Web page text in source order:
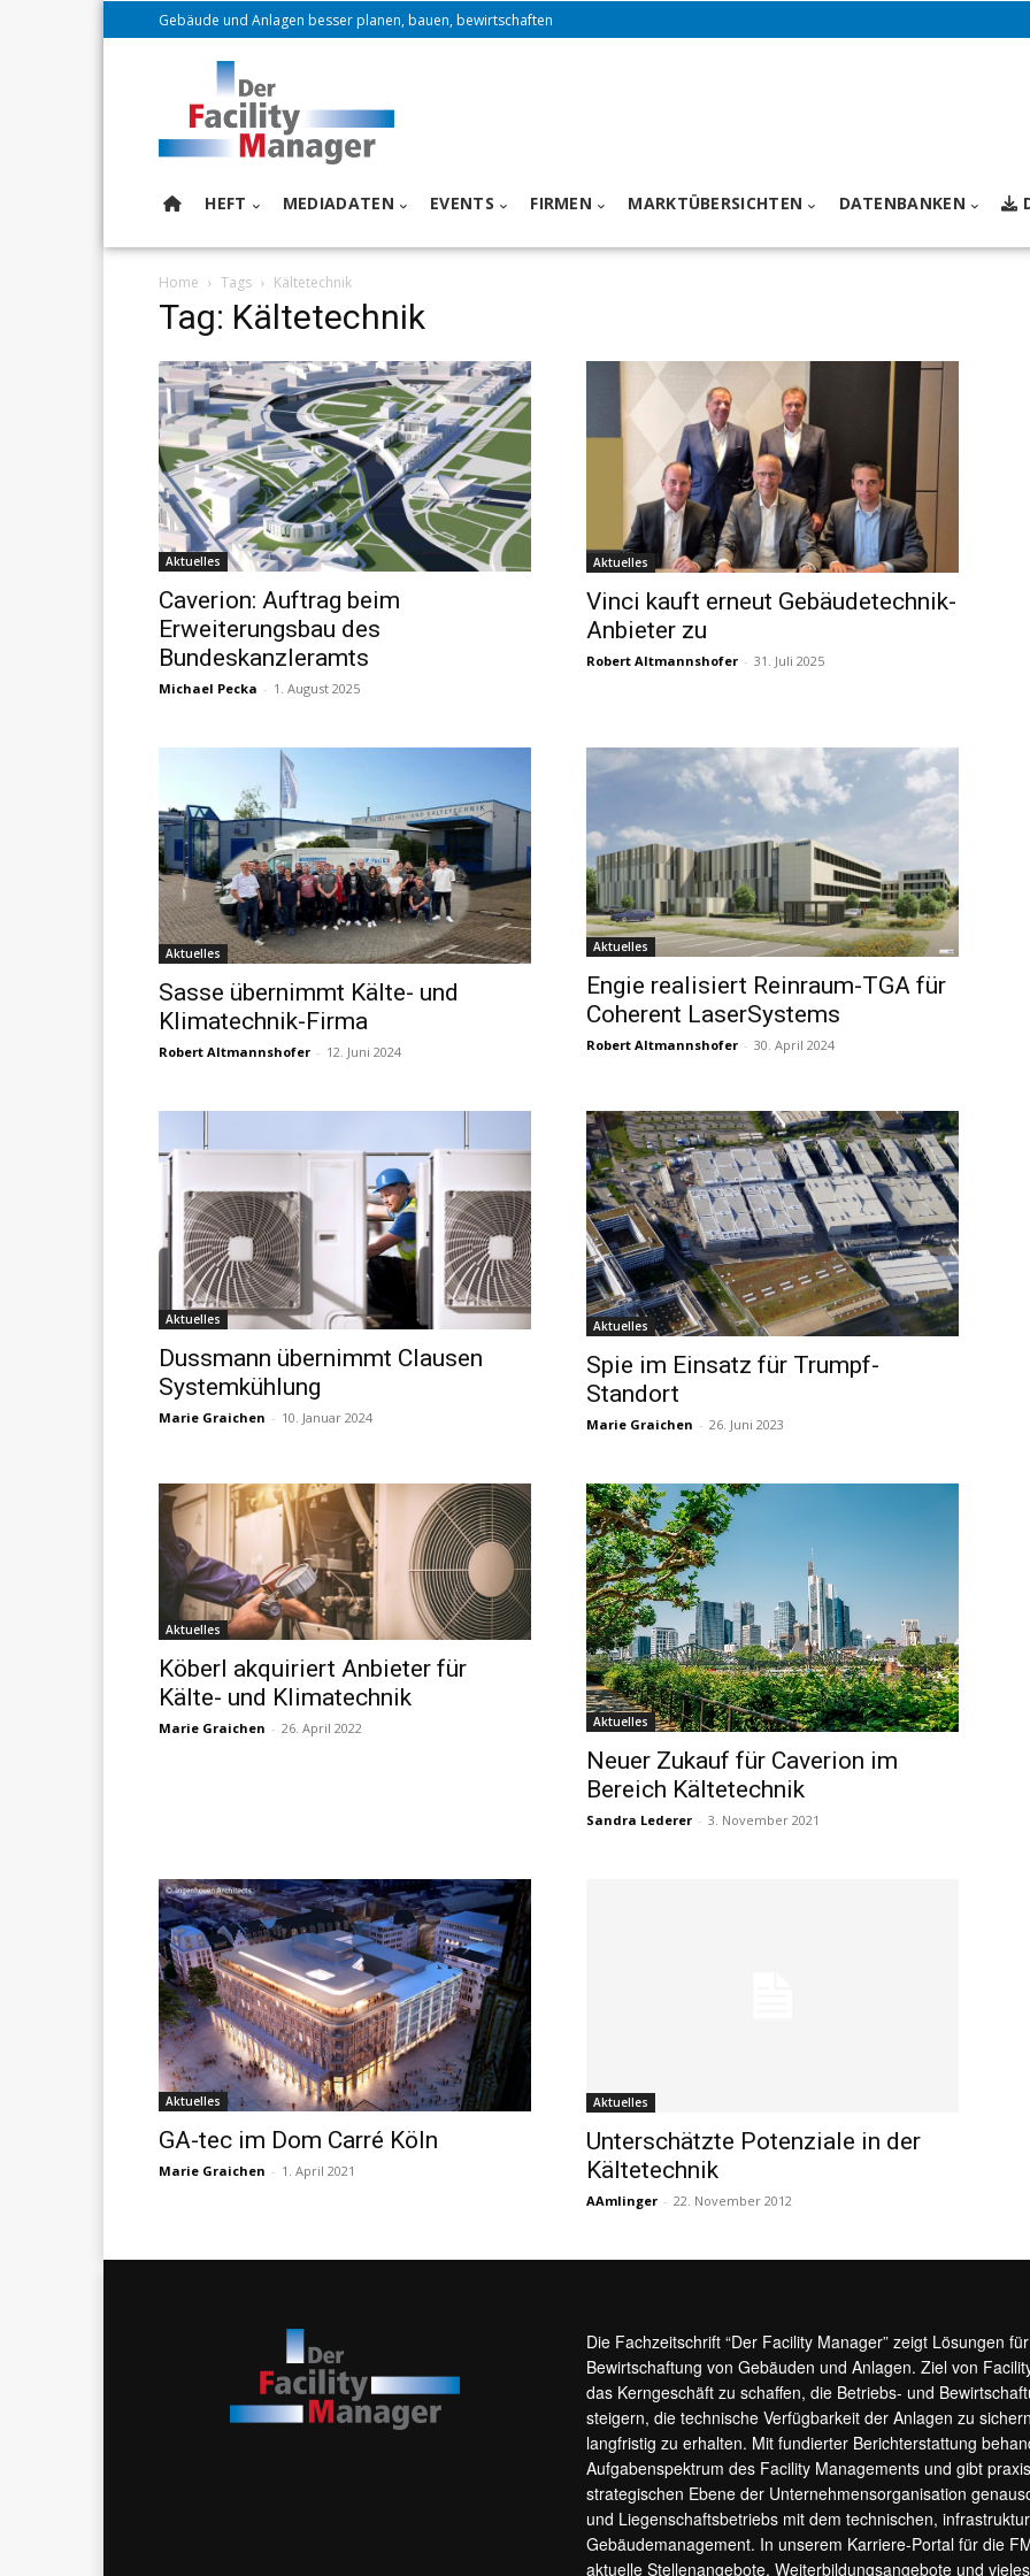
Gebäude und Anlagen besser planen, bauen, bewirtschaften
HEFT MEDIADATEN EVENTS FIRMEN MARKTÜBERSICHTEN DATENBANKEN
Home Tags Kältetechnik
Tag: Kältetechnik
Aktuelles
Caverion: Auftrag beim
Erweiterungsbau des
Bundeskanzleramts
Michael Pecka - 1. August 2025
Aktuelles
Vinci kauft erneut Gebäudetechnik-
Anbieter zu
Robert Altmannshofer - 31. Juli 2025
Aktuelles
Sasse übernimmt Kälte- und
Klimatechnik-Firma
Robert Altmannshofer - 12. Juni 2024
Aktuelles
Engie realisiert Reinraum-TGA für
Coherent LaserSystems
Robert Altmannshofer - 30. April 2024
Aktuelles
Dussmann übernimmt Clausen
Systemkühlung
Marie Graichen - 10. Januar 2024
Aktuelles
Spie im Einsatz für Trumpf-
Standort
Marie Graichen - 26. Juni 2023
Aktuelles
Köberl akquiriert Anbieter für
Kälte- und Klimatechnik
Marie Graichen - 26. April 2022 Aktuelles
Neuer Zukauf für Caverion im
Bereich Kältetechnik
Sandra Lederer - 3. November 2021
Aktuelles
GA-tec im Dom Carré Köln
Marie Graichen - 1. April 2021
Aktuelles
Unterschätzte Potenziale in der
Kältetechnik
AAmlinger - 22. November 2012
Die Fachzeitschrift “Der Facility Manager” zeigt Lösungen
Bewirtschaftung von Gebäuden und Anlagen. Ziel von
das Kerngeschäft zu schaffen, die Betriebs- und
steigern, die technische Verfügbarkeit der Anlagen zu
langfristig zu erhalten. Mit fundierter Berichterstattung
Aufgabenspektrum des Facility Managements und gibt
strategischen Ebene der Unternehmensorganisation
und Liegenschaftsbetriebs mit dem technischen,
Gebäudemanagement. In unserem Karriere-Portal für die
aktuelle Stellenangebote, Weiterbildungsangebote und